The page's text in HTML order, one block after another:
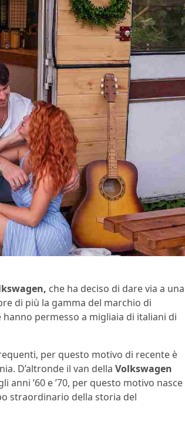
che ha deciso di dare via a una
di più la gamma del marchio di
permesso a migliaia di italiani di
per questo motivo di recente è
D’altronde il van della Volkswagen
’60 e ’70, per questo motivo nasce
straordinario della storia del